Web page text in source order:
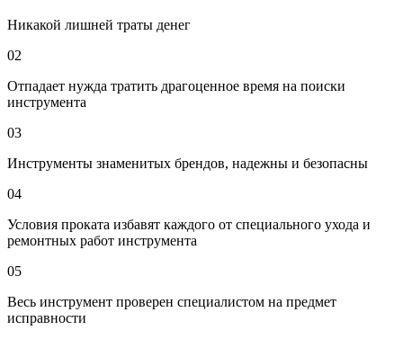
Никакой лишней траты денег
02
Отпадает нужда тратить драгоценное время на поиски
инструмента
03
Инструменты знаменитых брендов, надежны и безопасны
04
Условия проката избавят каждого от специального ухода и
ремонтных работ инструмента
05
Весь инструмент проверен специалистом на предмет
исправности